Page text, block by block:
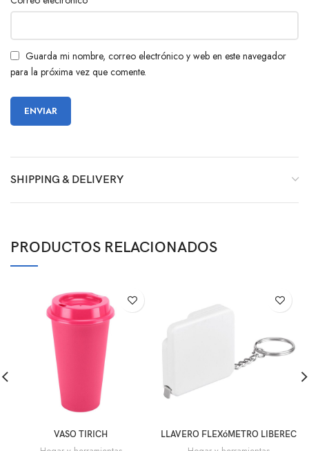
Guarda mi nombre, correo electrónico y web en este navegador
para la próxima vez que comente.
SHIPPING & DELIVERY
PRODUCTOS RELACIONADOS
VASO TIRICH LLAVERO FLEXóMETRO LIBEREC